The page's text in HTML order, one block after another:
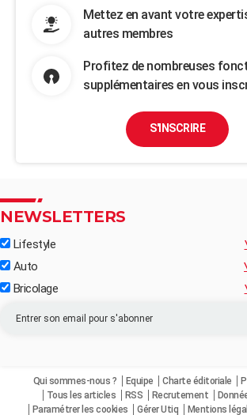
Mettez en avant votre
autres membres
Profitez de nombreuses
supplémentaires en vous
S'INSCRIRE
NEWSLETTERS
Lifestyle
Auto
Bricolage
Qui sommes-nous ? Equipe Charte éditoriale
Tous les articles
RSS Recrutement
Paramétrer les cookies
Gérer Utiq Mentions